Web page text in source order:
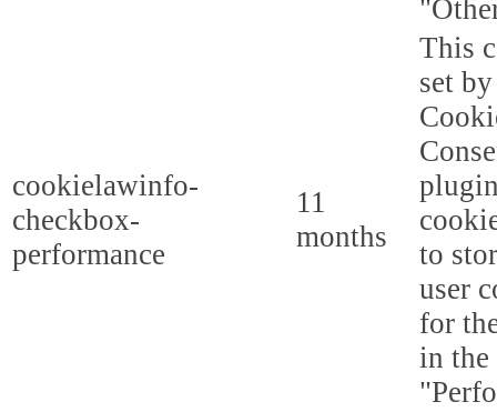
cookielawinfo-
checkbox-
performance
11
months
This
set
to
user
for
in the